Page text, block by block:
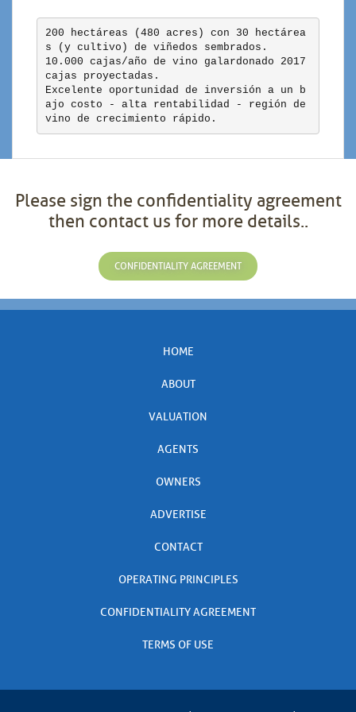
200 hectáreas (480 acres) con 30 hectárea
s (y cultivo) de viñedos sembrados.
10.000 cajas/año de vino galardonado 2017
cajas proyectadas.
Excelente oportunidad de inversión a un b
ajo costo - alta rentabilidad - región de
vino de crecimiento rápido.
Please sign the confidentiality agreement
then contact us for more details..
CONFIDENTIALITY AGREEMENT
HOME
ABOUT
VALUATION
AGENTS
OWNERS
ADVERTISE
CONTACT
OPERATING PRINCIPLES
CONFIDENTIALITY AGREEMENT
TERMS OF USE